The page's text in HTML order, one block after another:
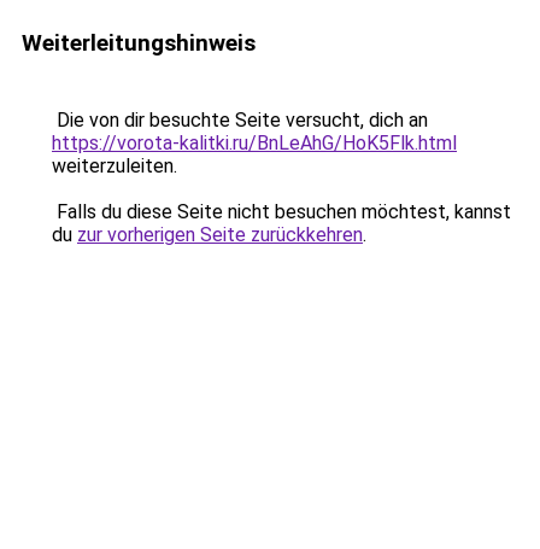
Weiterleitungshinweis
Die von dir besuchte Seite versucht, dich an
https://vorota-kalitki.ru/BnLeAhG/HoK5Flk.html
weiterzuleiten.
Falls du diese Seite nicht besuchen möchtest, kannst
du zur vorherigen Seite zurückkehren.